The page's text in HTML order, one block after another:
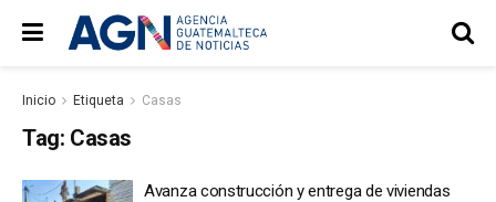
Inicio Etiqueta Casas
Tag: Casas
Avanza construcción y entrega de viviendas